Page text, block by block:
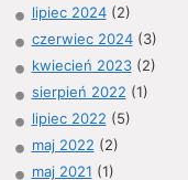
lipiec 2024(2)
czerwiec 2024(3)
kwiecień 2023(2)
sierpień 2022 (1)
lipiec 2022 (5)
maj 2022 (2)
maj 2021 (1)